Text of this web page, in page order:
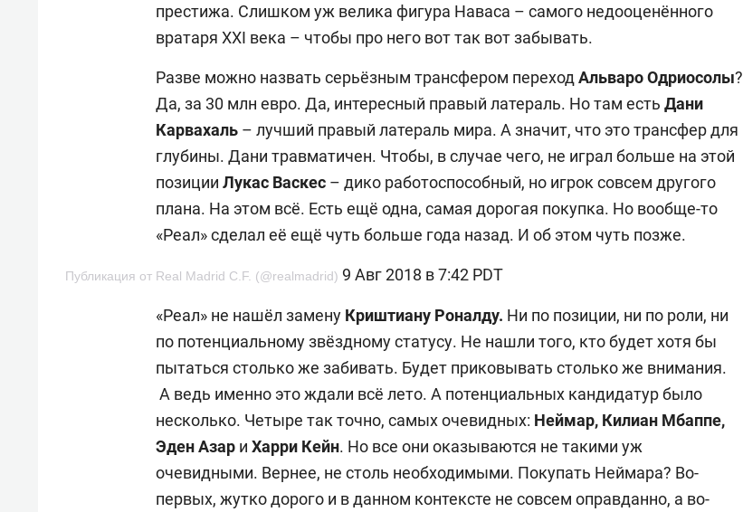
престижа. Слишком уж велика фигура Наваса – самого недооценённого
вратаря XXI века – чтобы про него вот так вот забывать.
Разве можно назвать серьёзным трансфером переход Альваро Одриосолы?
Да, за 30 млн евро. Да, интересный правый латераль. Но там есть Дани
Карвахаль – лучший правый латераль мира. А значит, что это трансфер для
глубины. Дани травматичен. Чтобы, в случае чего, не играл больше на этой
позиции Лукас Васкес – дико работоспособный, но игрок совсем другого
плана. На этом всё. Есть ещё одна, самая дорогая покупка. Но вообще-то
«Реал» сделал её ещё чуть больше года назад. И об этом чуть позже.
Публикация от Real Madrid C.F. (@realmadrid) 9 Авг 2018 в 7:42 PDT
«Реал» не нашёл замену Криштиану Роналду. Ни по позиции, ни по роли, ни
по потенциальному звёздному статусу. Не нашли того, кто будет хотя бы
пытаться столько же забивать. Будет приковывать столько же внимания.
А ведь именно это ждали всё лето. А потенциальных кандидатур было
несколько. Четыре так точно, самых очевидных: Неймар, Килиан Мбаппе,
Эден Азар и Харри Кейн. Но все они оказываются не такими уж
очевидными. Вернее, не столь необходимыми. Покупать Неймара? Во-
первых, жутко дорого и в данном контексте не совсем оправданно, а во-